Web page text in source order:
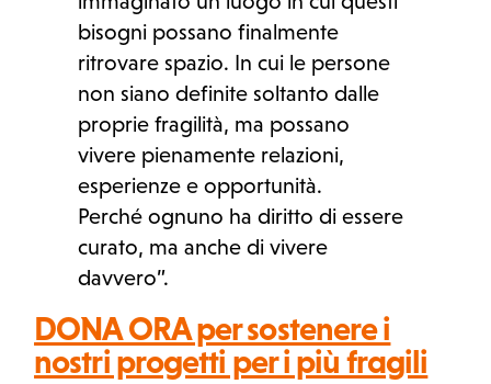
bisogni possano finalmente
ritrovare spazio. In cui le persone
non siano definite soltanto dalle
proprie fragilità, ma possano
vivere pienamente relazioni,
esperienze e opportunità.
Perché ognuno ha diritto di essere
curato, ma anche di vivere
davvero”.
DONA ORA per sostenere i
nostri progetti per i più fragili